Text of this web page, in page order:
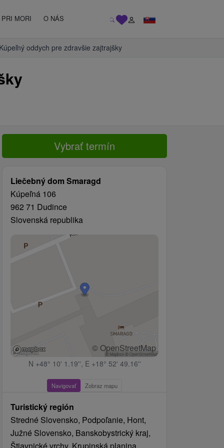
MORI O NÁS
oddych pre zdravšie zajtrajšky
Vybrať termín
Liečebný dom Smaragd
Kúpeľná 106
962 71 Dudince
Slovenská republika
© OpenStreetMap
N +48° 10' 1.19'', E +18° 52' 49.16''
Navigovať Zobraz mapu
Turistický región
Stredné Slovensko, Podpoľanie, Hont,
Južné Slovensko, Banskobystrický kraj,